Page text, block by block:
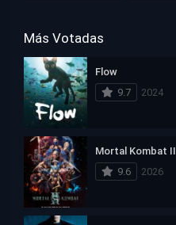
Más Votadas
Flow
9.7
2024
Mortal Kombat II
9.6
2026